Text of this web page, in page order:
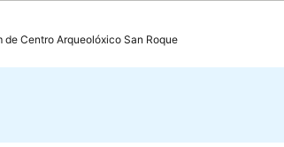
de Centro Arqueolóxico San Roque